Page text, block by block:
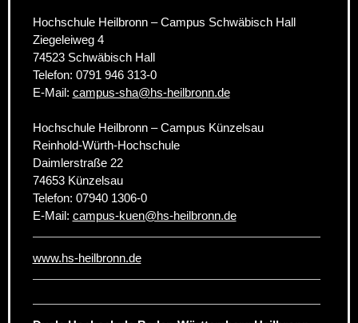
Hochschule Heilbronn – Campus Schwäbisch Hall
Ziegeleiweg 4
74523 Schwäbisch Hall
Telefon: 0791 946 313-0
E-Mail: campus-sha@hs-heilbronn.de
Hochschule Heilbronn – Campus Künzelsau
Reinhold-Würth-Hochschule
Daimlerstraße 22
74653 Künzelsau
Telefon: 07940 1306-0
E-Mail: campus-kuen@hs-heilbronn.de
www.hs-heilbronn.de